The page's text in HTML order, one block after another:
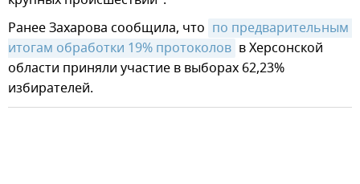
Ранее Захарова сообщила, что по предварительным
итогам обработки 19% протоколов в Херсонской
области приняли участие в выборах 62,23%
избирателей.